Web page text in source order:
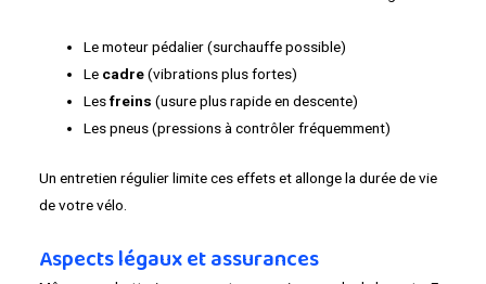
Le moteur pédalier (surchauffe possible)
Le cadre(vibrations plus fortes)
Lesfreins (usure plus rapide en descente)
Les pneus (pressions à contrôler fréquemment)
Un entretien régulier limite ces effets et allonge la durée de vie
de votre vélo.
Aspects légaux et assurances